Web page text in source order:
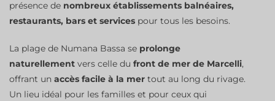
présence de nombreux établissements balnéaires,
restaurants, bars et services pour tous les besoins.
La plage de Numana Bassa se prolonge
naturellement vers celle du front de mer de Marcelli,
offrant un accès facile à la mer tout au long du rivage.
Un lieu idéal pour les familles et pour ceux qui